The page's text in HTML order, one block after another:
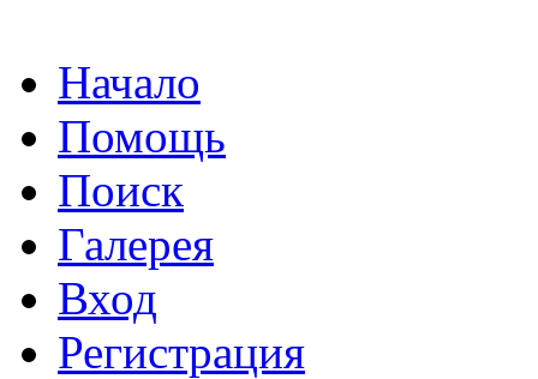
Начало
Помощь
Поиск
Галерея
Вход
Регистрация